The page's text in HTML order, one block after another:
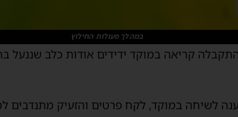
במהלך פעולות החילוץ
(שלישי) בשעה 20:02, התקבלה קריאה במוקד ידידים אודות
לשיחה במוקד, לקח פרטים והזעיק מתנדבים